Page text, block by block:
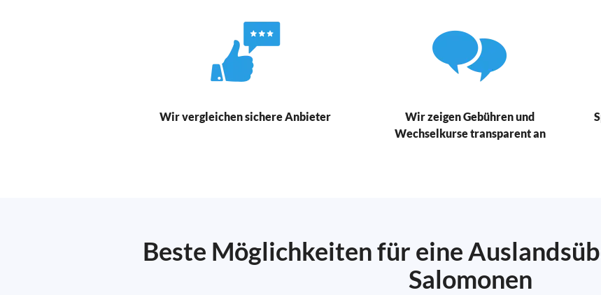
Wir vergleichen sichere Anbieter
Wir zeigen Gebühren und
Wechselkurse transparent an
Beste Möglichkeiten für eine
Salomonen